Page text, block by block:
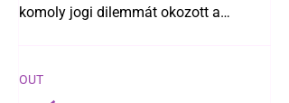
komoly jogi dilemmát okozott a
egyértelműen tiltja a házasságuk
elismerését. Közben az ellenzéken belül
OUT